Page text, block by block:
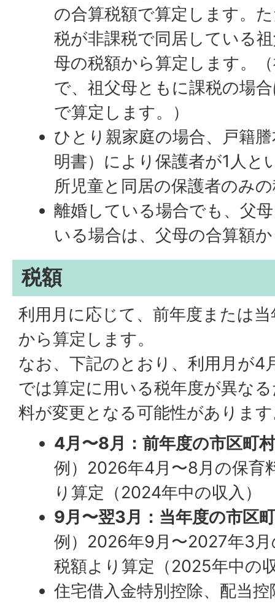
の合算税額で算定します。
税が非課税で同居している
母の税額から算定します。
で、祖父母ともに課税の場
で算定します。）
ひとり親家庭の場合、戸籍
明書）により保護者が1人と
所児童と同居の保護者のみ
離婚している場合でも、父
いる場合は、父母の合算額
税額
利用月に応じて、前年度または
から算定します。
なお、下記のとおり、利用月が4
では算定に用いる税年度が異な
料が変更となる可能性がありま
4月〜8月：前年度の市区町
例）2026年4月〜8月の保育
り算定（2024年中の収入）
9月〜翌3月：当年度の市区
例）2026年9月〜2027年3
税額より算定（2025年中の
住宅借入金特別控除、配当